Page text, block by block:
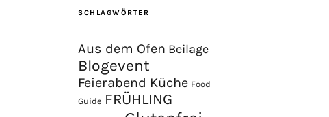
SCHLAGWÖRTER
Aus dem Ofen Beilage
Blogevent
Feierabend Küche Food
Guide FRÜHLING